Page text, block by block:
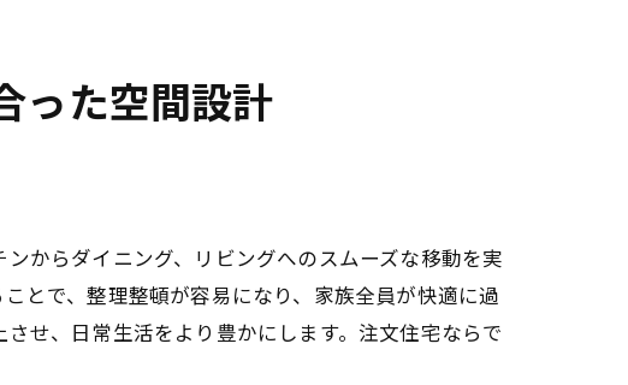
った空間設計
からダイニング、リビングへのスムーズな移動を実
とで、整理整頓が容易になり、家族全員が快適に過
せ、日常生活をより豊かにします。注文住宅ならで